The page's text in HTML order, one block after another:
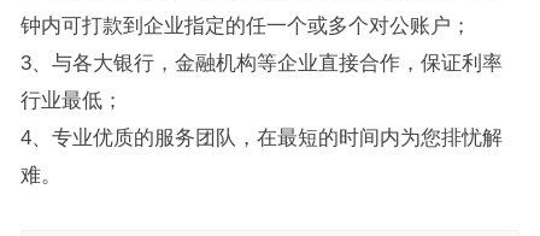
钟内可打款到企业指定的任一个或多个对公账户；
3、与各大银行，金融机构等企业直接合作，保证利率
行业最低；
4、专业优质的服务团队，在最短的时间内为您排忧解
难。